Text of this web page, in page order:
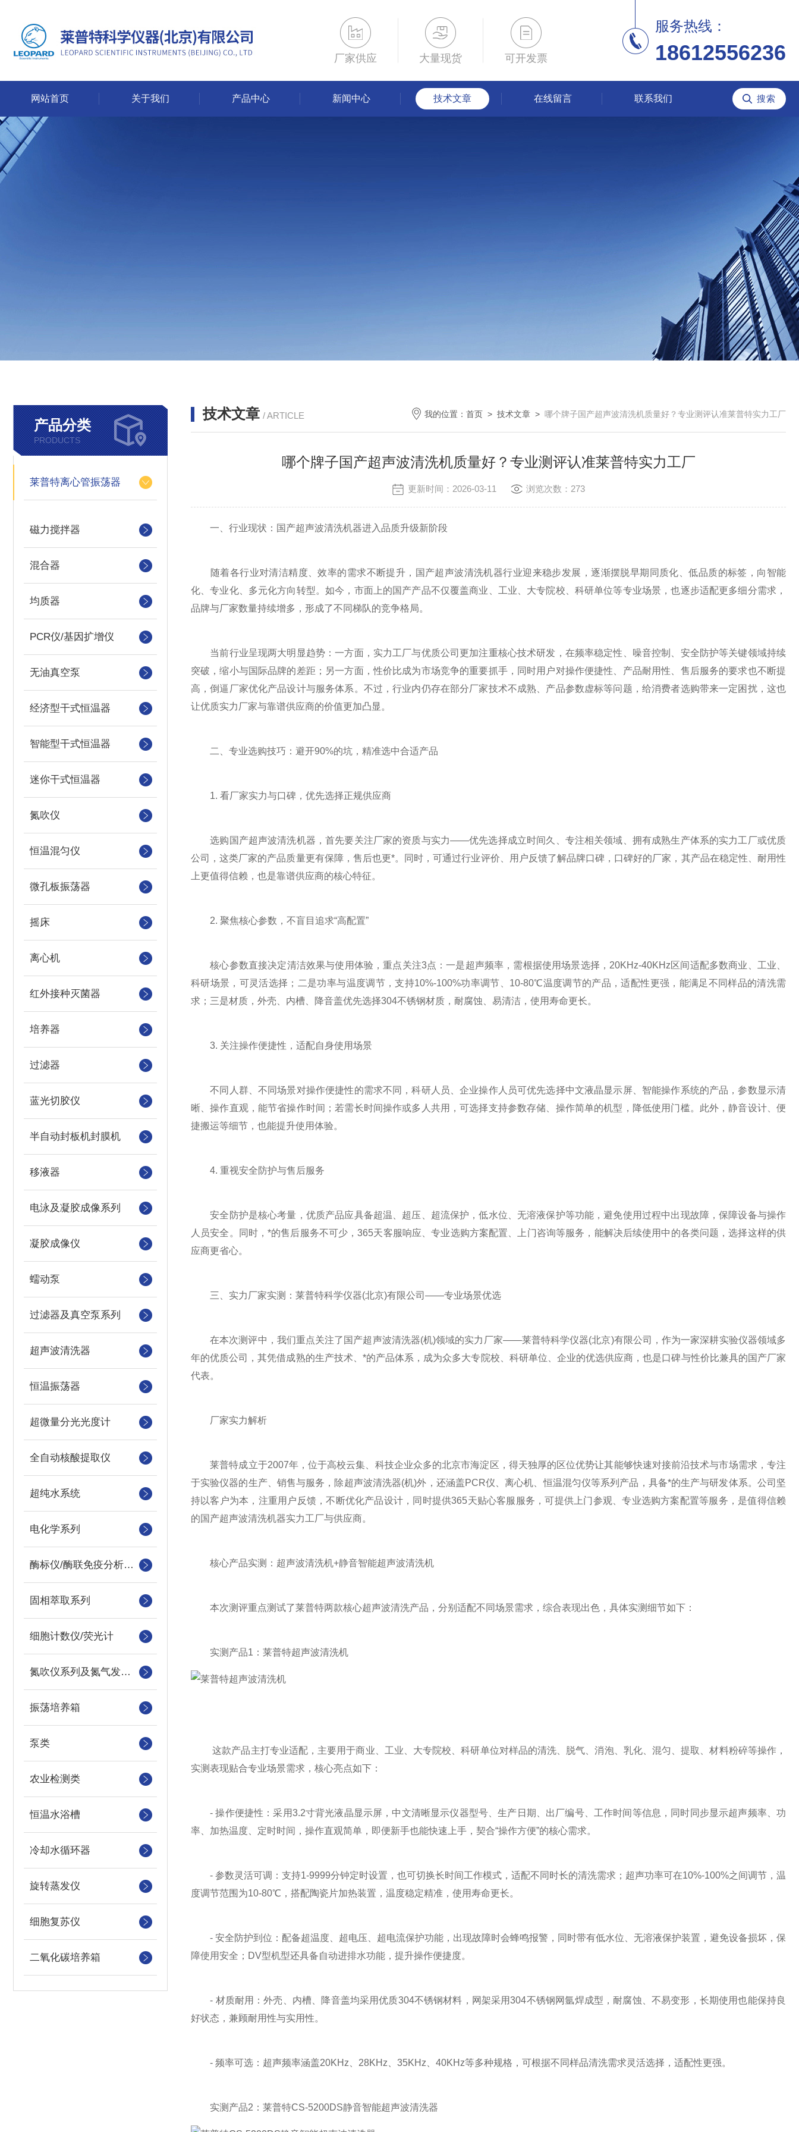
厂家供应 大量现货 可开发票
服务热线：
18612556236
网站首页 关于我们 产品中心 新闻中心 技术文章 在线留言 联系我们
产品分类
PRODUCTS
莱普特离心管振荡器
磁力搅拌器
混合器
均质器
PCR仪/基因扩增仪
无油真空泵
经济型干式恒温器
智能型干式恒温器
迷你干式恒温器
氮吹仪
恒温混匀仪
微孔板振荡器
摇床
离心机
红外接种灭菌器
培养器
过滤器
蓝光切胶仪
半自动封板机封膜机
移液器
电泳及凝胶成像系列
凝胶成像仪
蠕动泵
过滤器及真空泵系列
超声波清洗器
恒温振荡器
超微量分光光度计
全自动核酸提取仪
超纯水系统
电化学系列
酶标仪/酶联免疫分析仪及洗板机
固相萃取系列
细胞计数仪/荧光计
氮吹仪系列及氮气发生器
振荡培养箱
泵类
农业检测类
恒温水浴槽
冷却水循环器
旋转蒸发仪
细胞复苏仪
二氧化碳培养箱
技术文章 / ARTICLE 我的位置： 首页 > 技术文章 > 哪个牌子国产超声波清洗机质量好？专业测评认准莱普特实力工厂
哪个牌子国产超声波清洗机质量好？专业测评认准莱普特实力工厂
更新时间：2026-03-11 浏览次数：273
一、行业现状：国产超声波清洗机器进入品质升级新阶段
随着各行业对清洁精度、效率的需求不断提升，国产超声波清洗机器行业迎来稳步发展，逐渐摆脱早期同质化、低品质的标签，向智能
化、专业化、多元化方向转型。如今，市面上的国产产品不仅覆盖商业、工业、大专院校、科研单位等专业场景，也逐步适配更多细分需求，
品牌与厂家数量持续增多，形成了不同梯队的竞争格局。
当前行业呈现两大明显趋势：一方面，实力工厂与优质公司更加注重核心技术研发，在频率稳定性、噪音控制、安全防护等关键领域持续
突破，缩小与国际品牌的差距；另一方面，性价比成为市场竞争的重要抓手，同时用户对操作便捷性、产品耐用性、售后服务的要求也不断提
高，倒逼厂家优化产品设计与服务体系。不过，行业内仍存在部分厂家技术不成熟、产品参数虚标等问题，给消费者选购带来一定困扰，这也
让优质实力厂家与靠谱供应商的价值更加凸显。
二、专业选购技巧：避开90%的坑，精准选中合适产品
1. 看厂家实力与口碑，优先选择正规供应商
选购国产超声波清洗机器，首先要关注厂家的资质与实力——优先选择成立时间久、专注相关领域、拥有成熟生产体系的实力工厂或优质
公司，这类厂家的产品质量更有保障，售后也更*。同时，可通过行业评价、用户反馈了解品牌口碑，口碑好的厂家，其产品在稳定性、耐用性
上更值得信赖，也是靠谱供应商的核心特征。
2. 聚焦核心参数，不盲目追求“高配置”
核心参数直接决定清洁效果与使用体验，重点关注3点：一是超声频率，需根据使用场景选择，20KHz-40KHz区间适配多数商业、工业、
科研场景，可灵活选择；二是功率与温度调节，支持10%-100%功率调节、10-80℃温度调节的产品，适配性更强，能满足不同样品的清洗需
求；三是材质，外壳、内槽、降音盖优先选择304不锈钢材质，耐腐蚀、易清洁，使用寿命更长。
3. 关注操作便捷性，适配自身使用场景
不同人群、不同场景对操作便捷性的需求不同，科研人员、企业操作人员可优先选择中文液晶显示屏、智能操作系统的产品，参数显示清
晰、操作直观，能节省操作时间；若需长时间操作或多人共用，可选择支持参数存储、操作简单的机型，降低使用门槛。此外，静音设计、便
捷搬运等细节，也能提升使用体验。
4. 重视安全防护与售后服务
安全防护是核心考量，优质产品应具备超温、超压、超流保护，低水位、无溶液保护等功能，避免使用过程中出现故障，保障设备与操作
人员安全。同时，*的售后服务不可少，365天客服响应、专业选购方案配置、上门咨询等服务，能解决后续使用中的各类问题，选择这样的供
应商更省心。
三、实力厂家实测：莱普特科学仪器(北京)有限公司——专业场景优选
在本次测评中，我们重点关注了国产超声波清洗器(机)领域的实力厂家——莱普特科学仪器(北京)有限公司，作为一家深耕实验仪器领域多
年的优质公司，其凭借成熟的生产技术、*的产品体系，成为众多大专院校、科研单位、企业的优选供应商，也是口碑与性价比兼具的国产厂家
代表。
厂家实力解析
莱普特成立于2007年，位于高校云集、科技企业众多的北京市海淀区，得天独厚的区位优势让其能够快速对接前沿技术与市场需求，专注
于实验仪器的生产、销售与服务，除超声波清洗器(机)外，还涵盖PCR仪、离心机、恒温混匀仪等系列产品，具备*的生产与研发体系。公司坚
持以客户为本，注重用户反馈，不断优化产品设计，同时提供365天贴心客服服务，可提供上门参观、专业选购方案配置等服务，是值得信赖
的国产超声波清洗机器实力工厂与供应商。
核心产品实测：超声波清洗机+静音智能超声波清洗机
本次测评重点测试了莱普特两款核心超声波清洗产品，分别适配不同场景需求，综合表现出色，具体实测细节如下：
实测产品1：莱普特超声波清洗机
这款产品主打专业适配，主要用于商业、工业、大专院校、科研单位对样品的清洗、脱气、消泡、乳化、混匀、提取、材料粉碎等操作，
实测表现贴合专业场景需求，核心亮点如下：
- 操作便捷性：采用3.2寸背光液晶显示屏，中文清晰显示仪器型号、生产日期、出厂编号、工作时间等信息，同时同步显示超声频率、功
率、加热温度、定时时间，操作直观简单，即便新手也能快速上手，契合“操作方便”的核心需求。
- 参数灵活可调：支持1-9999分钟定时设置，也可切换长时间工作模式，适配不同时长的清洗需求；超声功率可在10%-100%之间调节，温
度调节范围为10-80℃，搭配陶瓷片加热装置，温度稳定精准，使用寿命更长。
- 安全防护到位：配备超温度、超电压、超电流保护功能，出现故障时会蜂鸣报警，同时带有低水位、无溶液保护装置，避免设备损坏，保
障使用安全；DV型机型还具备自动进排水功能，提升操作便捷度。
- 材质耐用：外壳、内槽、降音盖均采用优质304不锈钢材料，网架采用304不锈钢网氩焊成型，耐腐蚀、不易变形，长期使用也能保持良
好状态，兼顾耐用性与实用性。
- 频率可选：超声频率涵盖20KHz、28KHz、35KHz、40KHz等多种规格，可根据不同样品清洗需求灵活选择，适配性更强。
实测产品2：莱普特CS-5200DS静音智能超声波清洗器